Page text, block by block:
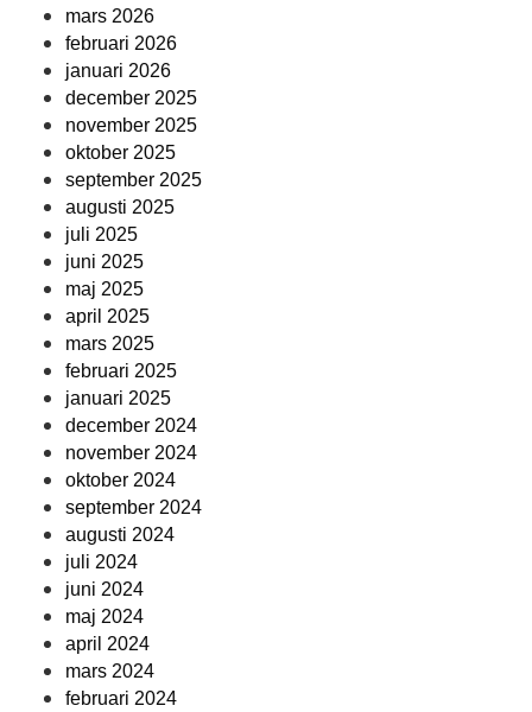
mars 2026
februari 2026
januari 2026
december 2025
november 2025
oktober 2025
september 2025
augusti 2025
juli 2025
juni 2025
maj 2025
april 2025
mars 2025
februari 2025
januari 2025
december 2024
november 2024
oktober 2024
september 2024
augusti 2024
juli 2024
juni 2024
maj 2024
april 2024
mars 2024
februari 2024